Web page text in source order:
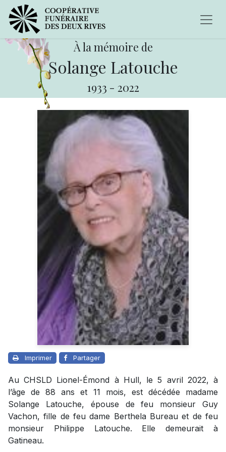
À la mémoire de
Solange Latouche
1933 - 2022
Imprimer Partager
Au CHSLD Lionel-Émond à Hull, le 5 avril 2022, à
l’âge de 88 ans et 11 mois, est décédée madame
Solange Latouche, épouse de feu monsieur Guy
Vachon, fille de feu dame Berthela Bureau et de feu
monsieur Philippe Latouche. Elle demeurait à
Gatineau.